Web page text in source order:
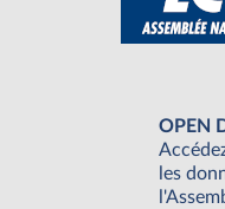
OPEN
les